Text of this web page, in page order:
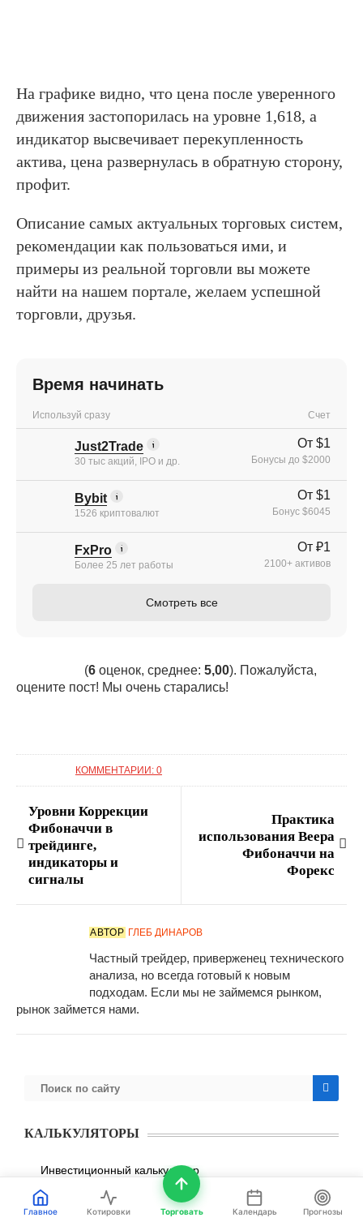
На графике видно, что цена после уверенного
движения застопорилась на уровне 1,618, а
индикатор высвечивает перекупленность
актива, цена развернулась в обратную сторону,
профит.
Описание самых актуальных торговых систем,
рекомендации как пользоваться ими, и
примеры из реальной торговли вы можете
найти на нашем портале, желаем успешной
торговли, друзья.
Время начинать
Используй сразу Счет
Just2Trade
30 тыс акций, IPO и др.
От $1
Бонусы до $2000
Bybit
1526 криптовалют
От $1
Бонус $6045
FxPro
Более 25 лет работы
От ₽1
2100+ активов
Смотреть все
(6 оценок, среднее: 5,00). Пожалуйста,
оцените пост! Мы очень старались!
КОММЕНТАРИИ: 0
Уровни Коррекции
Фибоначчи в
трейдинге,
индикаторы и
сигналы
Практика
использования Веера
Фибоначчи на
Форекс
АВТОР ГЛЕБ ДИНАРОВ
Частный трейдер, приверженец технического
анализа, но всегда готовый к новым
подходам. Если мы не займемся рынком,
рынок займется нами.
КАЛЬКУЛЯТОРЫ
Инвестиционный калькулятор
Калькулятор накоплений и целей
Главное Котировки Торговать Календарь Прогнозы